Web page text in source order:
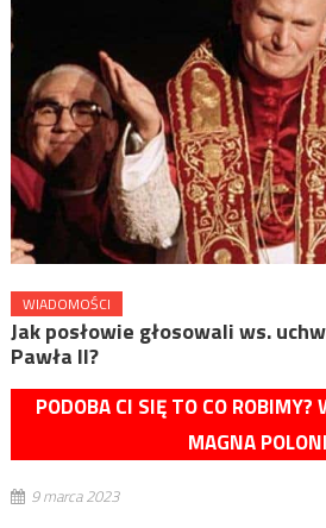
WIADOMOŚCI
Jak posłowie głosowali ws.
Pawła II?
PODOBA CI SIĘ TO CO ROBIMY?
MAGNA
9 marca 2023